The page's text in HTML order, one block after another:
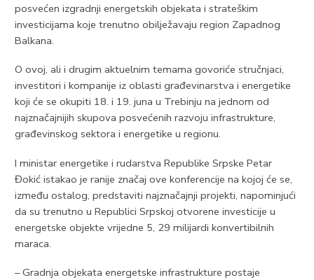
posvećen izgradnji energetskih objekata i strateškim
investicijama koje trenutno obilježavaju region Zapadnog
Balkana.
O ovoj, ali i drugim aktuelnim temama govoriće stručnjaci,
investitori i kompanije iz oblasti građevinarstva i energetike
koji će se okupiti 18. i 19. juna u Trebinju na jednom od
najznačajnijih skupova posvećenih razvoju infrastrukture,
građevinskog sektora i energetike u regionu.
I ministar energetike i rudarstva Republike Srpske Petar
Đokić istakao je ranije značaj ove konferencije na kojoj će se,
između ostalog, predstaviti najznačajnji projekti, napominjući
da su trenutno u Republici Srpskoj otvorene investicije u
energetske objekte vrijedne 5, 29 milijardi konvertibilnih
maraca.
– Gradnja objekata energetske infrastrukture postaje